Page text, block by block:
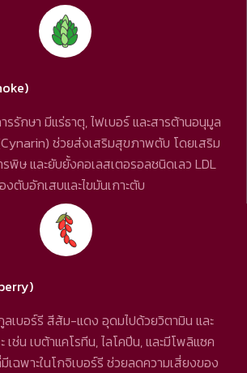
รักษา มีแร่ธาตุ, ไฟเบอร์ และสารต้านอนุมูล
ช่วยส่งเสริมสุขภาพตับ โดยเสริม
พิษ และยับยั้งคอเลสเตอรอลชนิดเลว LDL
ตับอักเสบและไขมันเกาะตับ
เบอร์รี สีส้ม-แดง อุดมไปด้วยวิตามิน และ
ช่น เบต้าแคโรทีน, ไลโคปีน, และมีโพลิแซค
เฉพาะในโกจิเบอร์รี ช่วยลดความเสี่ยงของ